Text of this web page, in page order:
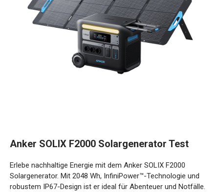
Anker SOLIX F2000 Solargenerator Test
Erlebe nachhaltige Energie mit dem Anker SOLIX F2000
Solargenerator. Mit 2048 Wh, InfiniPower™-Technologie und
robustem IP67-Design ist er ideal für Abenteuer und Notfälle.